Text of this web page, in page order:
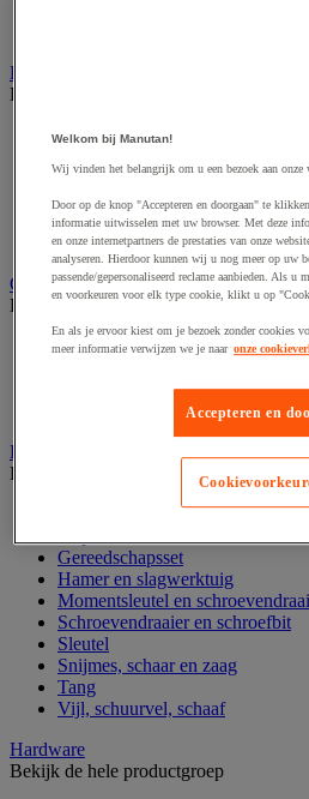
Elektrische toebehoren en verlichting
Bekijk de hele productgroep
Accessoires voor elektrisch
Elektrische kabel
Elektrische uitrusting
Verlengsnoer, stekkerdoos en
Wandcontactdoos en schakelaar
Gereedschap opbergen
Bekijk de hele productgroep
Assortimentsdoos en
Gereedschapskoffer en
Verrijdbare werktafel
Handgereedschap
Bekijk de hele productgroep
Bankschroef, extractor en klem
Gereedschapsset
Hamer en slagwerktuig
Momentsleutel en
Schroevendraaier en schroefbit
Sleutel
Snijmes, schaar en zaag
Tang
Vijl, schuurvel, schaaf
Hardware
Bekijk de hele productgroep
Welkom bij Manutan!
Wij vinden het belangrijk om u een bezoek aan onze
Door op de knop "Accepteren en doorgaan" te
informatie uitwisselen met uw browser. Met deze
en onze internetpartners de prestaties van onze
analyseren. Hierdoor kunnen wij u nog meer op uw
passende/gepersonaliseerd reclame aanbieden. Als u
en voorkeuren voor elk type cookie, klikt u op
En als je ervoor kiest om je bezoek zonder cookies
meer informatie verwijzen we je naar onze
Accepteren en